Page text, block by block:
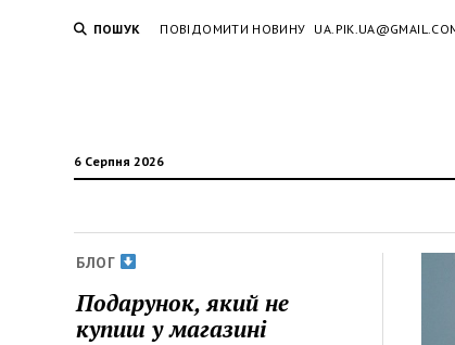
ПОШУК ПОВІДОМИТИ НОВИНУ
6 Серпня 2026
БЛОГ
Подарунок, який не
купиш у магазині